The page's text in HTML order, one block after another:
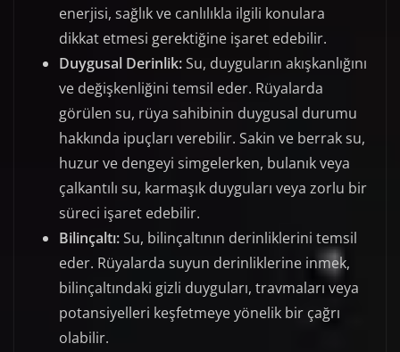
enerjisi, sağlık ve canlılıkla ilgili konulara
dikkat etmesi gerektiğine işaret edebilir.
Duygusal Derinlik:Su, duyguların akışkanlığını
ve değişkenliğini temsil eder. Rüyalarda
görülen su, rüya sahibinin duygusal durumu
hakkında ipuçları verebilir. Sakin ve berrak su,
huzur ve dengeyi simgelerken, bulanık veya
çalkantılı su, karmaşık duyguları veya zorlu bir
süreci işaret edebilir.
Bilinçaltı:Su, bilinçaltının derinliklerini temsil
eder. Rüyalarda suyun derinliklerine inmek,
bilinçaltındaki gizli duyguları, travmaları veya
potansiyelleri keşfetmeye yönelik bir çağrı
olabilir.